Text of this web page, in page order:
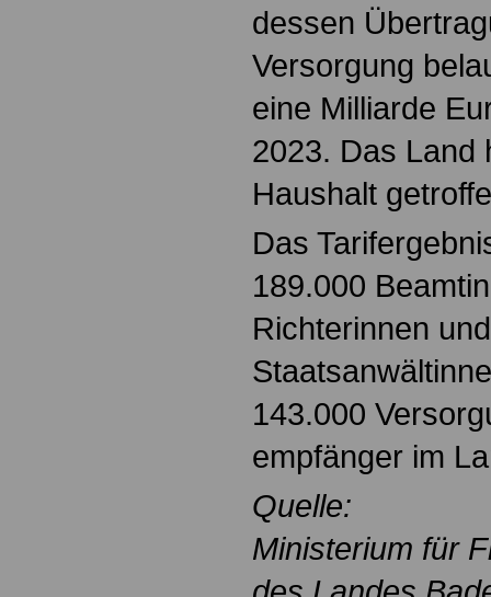
dessen
Versorgung
eine Milliarde
2023. Das Land
Haushalt
Das
189.000
Richterinnen
143.000
empfänger im
Quelle:
Ministerium für